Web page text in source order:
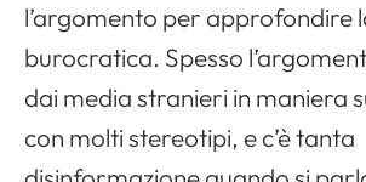
l’argomento per approfondire
burocratica. Spesso
dai media stranieri in maniera
con molti stereotipi, e c’è tanta